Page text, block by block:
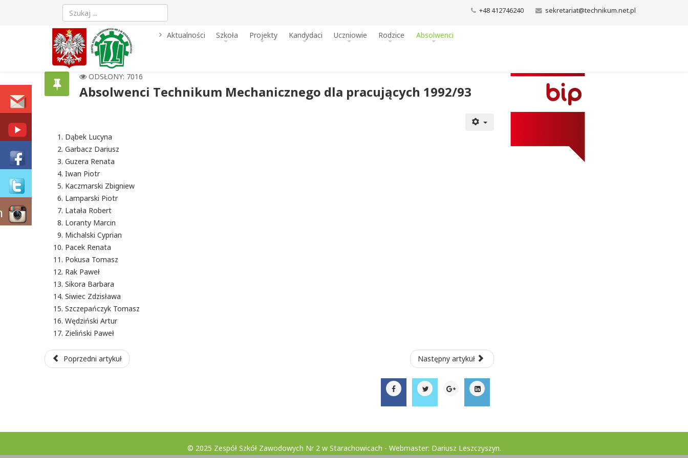
+48 412746240 sekretariat@technikum.net.pl
Aktualności Szkoła Projekty Kandydaci Uczniowie Rodzice Absolwenci
ODSŁONY: 7016
Absolwenci Technikum Mechanicznego dla pracujących 1992/93
Dąbek Lucyna
Garbacz Dariusz
Guzera Renata
Iwan Piotr
Kaczmarski Zbigniew
Lamparski Piotr
Latała Robert
Loranty Marcin
Michalski Cyprian
Pacek Renata
Pokusa Tomasz
Rak Paweł
Sikora Barbara
Siwiec Zdzisława
Szczepańczyk Tomasz
Wędziński Artur
Zieliński Paweł
Poprzedni artykuł Następny artykuł
© 2025 Zespół Szkół Zawodowych Nr 2 w Starachowicach - Webmaster: Dariusz Leszczyszyn.